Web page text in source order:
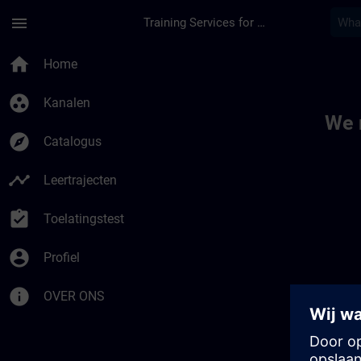
menu Training Services for Digital Industries
home Home
group_work Kanalen
explore Catalogus
timeline Leertrajecten
assignment_turned_in Toelatingstest
account_circle Profiel
info OVER ONS
We